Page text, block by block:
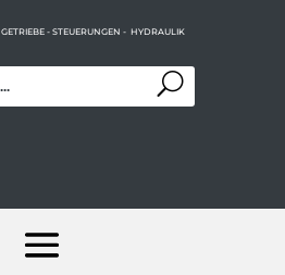
GETRIEBE - STEUERUNGEN - HYDRAULIK